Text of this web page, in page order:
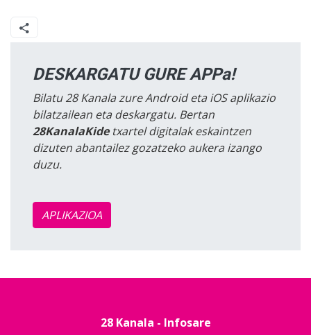
DESKARGATU GURE APPa!
Bilatu 28 Kanala zure Android eta iOS aplikazio
bilatzailean eta deskargatu. Bertan
28KanalaKidetxartel digitalak eskaintzen
dizuten abantailez gozatzeko aukera izango
duzu.
APLIKAZIOA
28 Kanala - Infosare